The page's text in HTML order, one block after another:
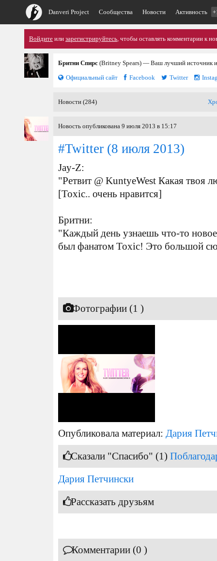
Danveri Project Сообщества Новости Активность
Войдите или зарегистрируйтесь, чтобы оставлять комментарии к
Бритни Спирс (Britney Spears) — Ваш лучший источник
Официальный сайт
Facebook Twitter
Новости (284)
Новость опубликована 9 июля 2013 в 15:17
#Twitter (8 июля 2013)
Jay-Z:
"Ретвит @ KuntyeWest Какая твоя
[Toxic.. очень нравится]
Бритни:
"Каждый день узнаешь что-то
был фанатом Toxic! Это большой
Фотографии (1 )
Опубликовала материал: Дария
Сказали "Спасибо" (1)
Дария Петчински
Рассказать друзьям
Комментарии (0 )